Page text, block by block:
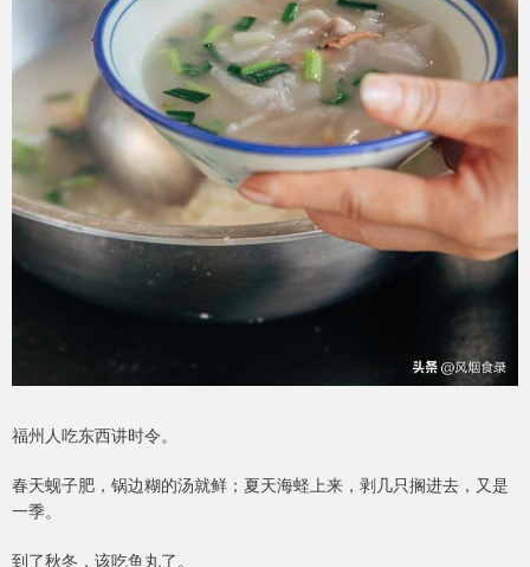
福州人吃东西讲时令。
春天蚬子肥，锅边糊的汤就鲜；夏天海蛏上来，剥几只搁进去，又是
一季。
到了秋冬，该吃鱼丸了。